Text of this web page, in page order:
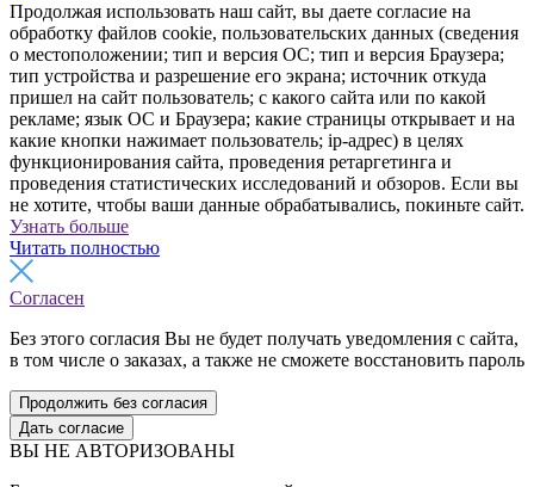
Продолжая использовать наш сайт, вы даете согласие на
обработку файлов cookie, пользовательских данных (сведения
о местоположении; тип и версия ОС; тип и версия Браузера;
тип устройства и разрешение его экрана; источник откуда
пришел на сайт пользователь; с какого сайта или по какой
рекламе; язык ОС и Браузера; какие страницы открывает и на
какие кнопки нажимает пользователь; ip-адрес) в целях
функционирования сайта, проведения ретаргетинга и
проведения статистических исследований и обзоров. Если вы
не хотите, чтобы ваши данные обрабатывались, покиньте сайт.
Узнать больше
Читать полностью
Согласен
Без этого согласия Вы не будет получать уведомления с сайта,
в том числе о заказах, а также не сможете восстановить пароль
Продолжить без согласия
Дать согласие
ВЫ НЕ АВТОРИЗОВАНЫ